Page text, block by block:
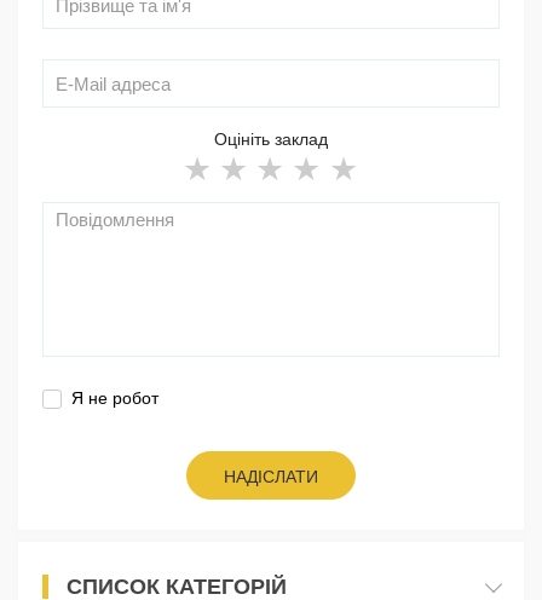
Оцініть заклад
Я не робот
НАДІСЛАТИ
СПИСОК КАТЕГОРІЙ